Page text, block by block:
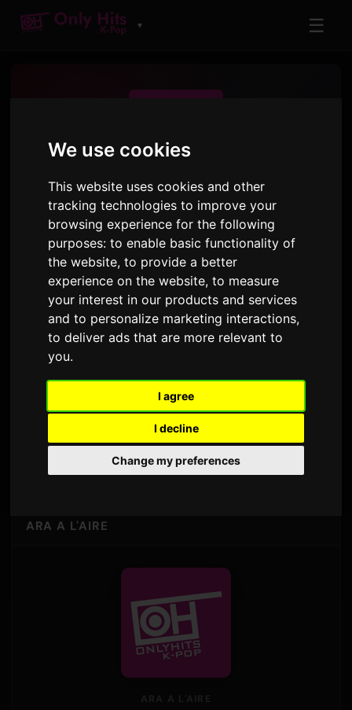
We use cookies
This website uses cookies and other
tracking technologies to improve your
browsing experience for the following
purposes:to enable basic functionality of
the website,to provide a better
experience on the website,to measure
your interest in our products and services
and to personalize marketing interactions,
to deliver ads that are more relevant to
you.
I agree
I decline
Change my preferences
▼ ☰
ONLY HITS K-POP
The best K-POP Hits
Reproduir
Vince
06:00 - 07:00
ARA A L'AIRE